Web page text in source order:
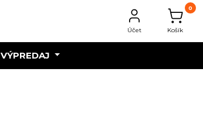
Účet
0
Košík
VÝPREDAJ